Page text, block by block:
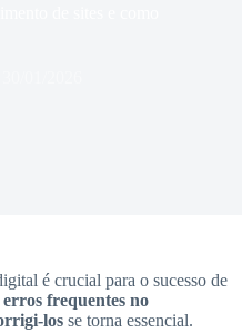
é crucial para o sucesso de
erros frequentes no
los se torna essencial.